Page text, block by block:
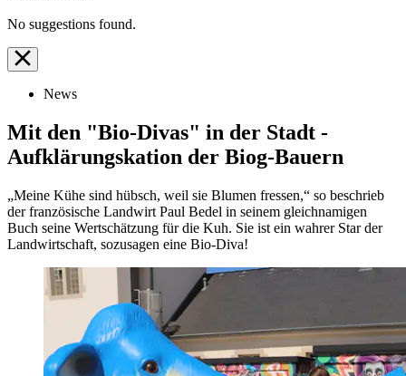
No suggestions found.
News
Mit den "Bio-Divas" in der Stadt -
Aufklärungskation der Biog-Bauern
„Meine Kühe sind hübsch, weil sie Blumen fressen,“ so beschrieb
der französische Landwirt Paul Bedel in seinem gleichnamigen
Buch seine Wertschätzung für die Kuh. Sie ist ein wahrer Star der
Landwirtschaft, sozusagen eine Bio-Diva!